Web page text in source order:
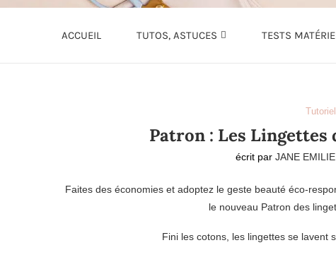
ACCUEIL TUTOS, ASTUCES TESTS
Patron : Les Lingettes
écrit parJANE
Faites des économies et adoptez le geste beauté éco-
le nouveau Patron des
Fini les cotons, les lingettes se lavent